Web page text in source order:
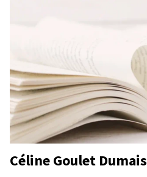
Céline Goulet Dumais